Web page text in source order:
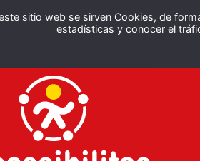
sitio web se sirven Cookies, de
estadísticas y conocer el